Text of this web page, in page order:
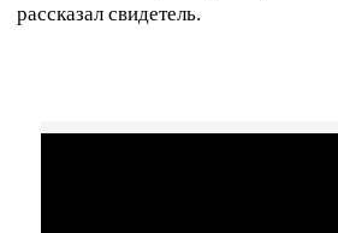
рассказал свидетель.